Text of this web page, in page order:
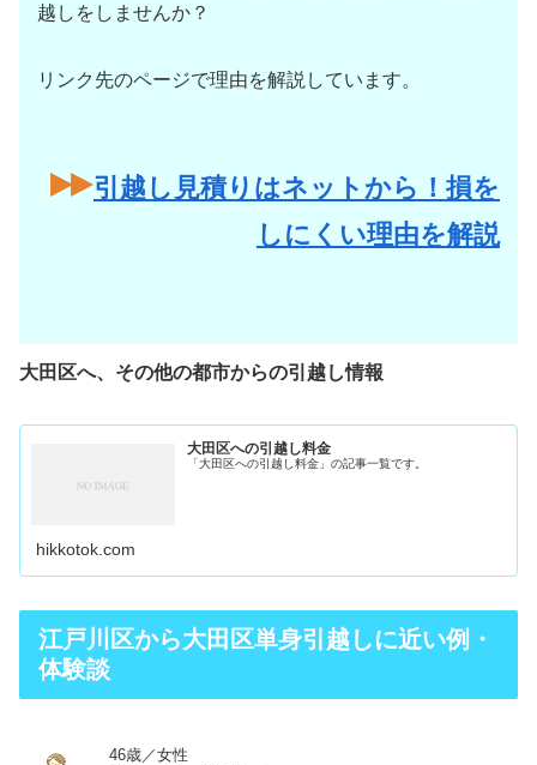
越しをしませんか？
リンク先のページで理由を解説しています。
引越し見積りはネットから！損を
しにくい理由を解説
大田区へ、その他の都市からの引越し情報
大田区への引越し料金
「大田区への引越し料金」の記事一覧です。
hikkotok.com
江戸川区から大田区単身引越しに近い例・
体験談
46歳／女性